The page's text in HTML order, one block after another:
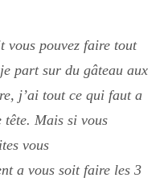
vous pouvez faire tout
part sur du gâteau aux
j’ai tout ce qui faut a
tête. Mais si vous
vous
a vous soit faire les 3